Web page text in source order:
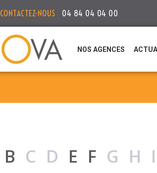
CONTACTEZ-NOUS 04 84 04 04 00
NOS AGENCES
B CD E F